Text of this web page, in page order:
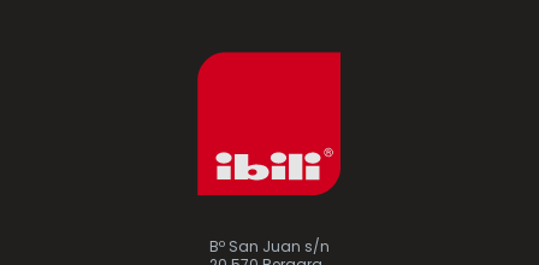
Bº San Juan s/n